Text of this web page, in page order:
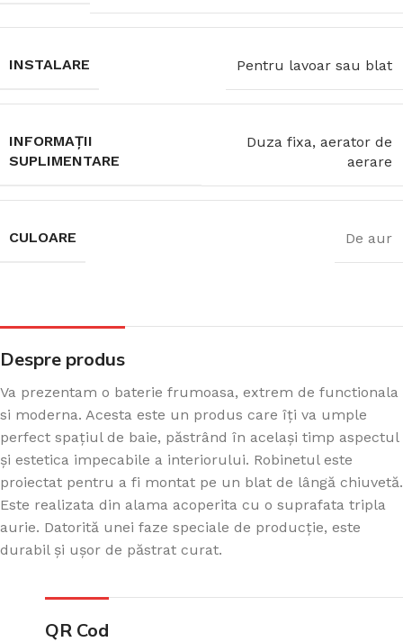
INSTALARE Pentru lavoar sau blat
INFORMAȚII
SUPLIMENTARE
Duza fixa, aerator de
aerare
CULOARE De aur
Despre produs
Va prezentam o baterie frumoasa, extrem de functionala
si moderna. Acesta este un produs care îți va umple
perfect spațiul de baie, păstrând în același timp aspectul
și estetica impecabile a interiorului. Robinetul este
proiectat pentru a fi montat pe un blat de lângă chiuvetă.
Este realizata din alama acoperita cu o suprafata tripla
aurie. Datorită unei faze speciale de producție, este
durabil și ușor de păstrat curat.
QR Cod